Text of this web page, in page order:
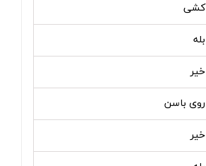
کشی
بله
خیر
روی باسن
خیر